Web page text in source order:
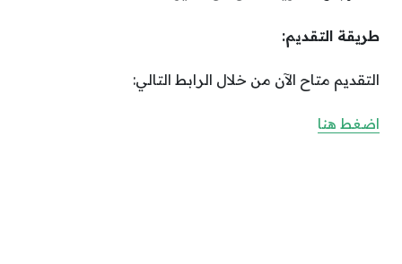
طريقة التقديم:
التقديم متاح الآن من خلال الرابط التالي:
اضغط هنا